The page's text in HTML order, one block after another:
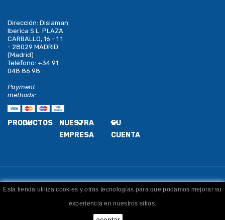
Dirección: Dislaman
Iberica S.L. PLAZA
CARBALLO, 16 - 1 1
- 28029 MADRID
(Madrid)
Teléfono: +34 91
048 86 98
Payment
methods:
PRODUCTOS
NUESTRA
EMPRESA
SU
CUENTA
Esta tienda utiliza cookies y otras tecnologías para que podamos mejorar su
experiencia en nuestros sitios.
Dislaman . Todos los derechos reservados